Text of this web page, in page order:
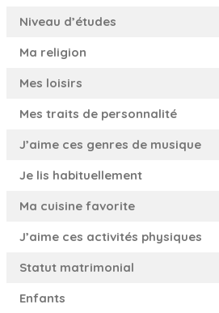
Niveau d’études
Ma religion
Mes loisirs
Mes traits de personnalité
J’aime ces genres de musique
Je lis habituellement
Ma cuisine favorite
J’aime ces activités physiques
Statut matrimonial
Enfants